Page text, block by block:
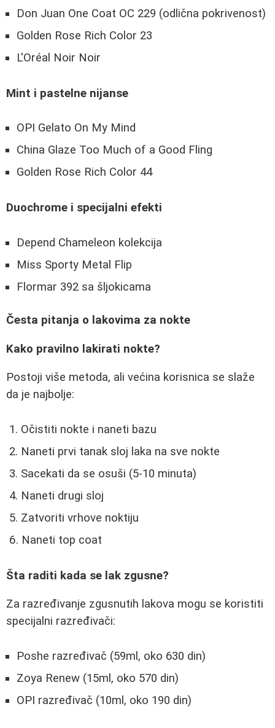
Don Juan One Coat OC 229 (odlična pokrivenost)
Golden Rose Rich Color 23
L'Oréal Noir Noir
Mint i pastelne nijanse
OPI Gelato On My Mind
China Glaze Too Much of a Good Fling
Golden Rose Rich Color 44
Duochrome i specijalni efekti
Depend Chameleon kolekcija
Miss Sporty Metal Flip
Flormar 392 sa šljokicama
Česta pitanja o lakovima za nokte
Kako pravilno lakirati nokte?
Postoji više metoda, ali većina korisnica se slaže
da je najbolje:
Očistiti nokte i naneti bazu
Naneti prvi tanak sloj laka na sve nokte
Sacekati da se osuši (5-10 minuta)
Naneti drugi sloj
Zatvoriti vrhove noktiju
Naneti top coat
Šta raditi kada se lak zgusne?
Za razređivanje zgusnutih lakova mogu se koristiti
specijalni razređivači:
Poshe razređivač (59ml, oko 630 din)
Zoya Renew (15ml, oko 570 din)
OPI razređivač (10ml, oko 190 din)